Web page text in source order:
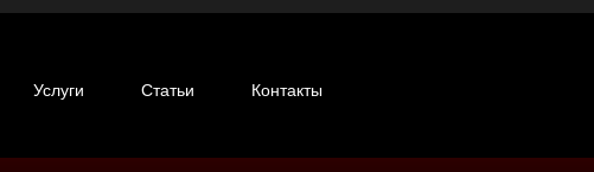
Услуги Статьи Контакты